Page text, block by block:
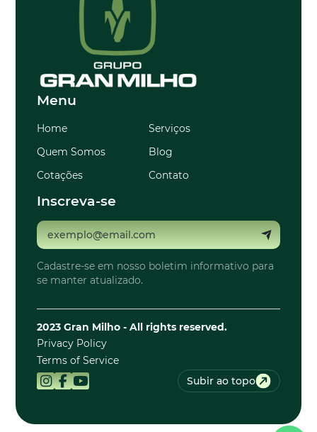
Menu
Home
Quem Somos
Cotações
Serviços
Blog
Contato
Inscreva-se
Cadastre-se em nosso boletim informativo para
se manter atualizado.
2023 Gran Milho - All rights reserved.
Privacy Policy
Terms of Service
Subir ao topo